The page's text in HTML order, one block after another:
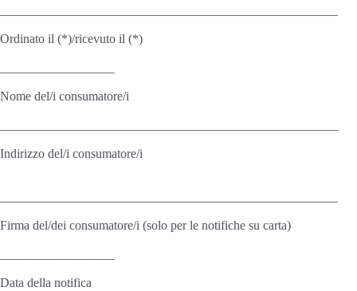
Ordinato il (*)/ricevuto il (*)
Nome del/i consumatore/i
Indirizzo del/i consumatore/i
Firma del/dei consumatore/i (solo per le notifiche su carta)
Data della notifica